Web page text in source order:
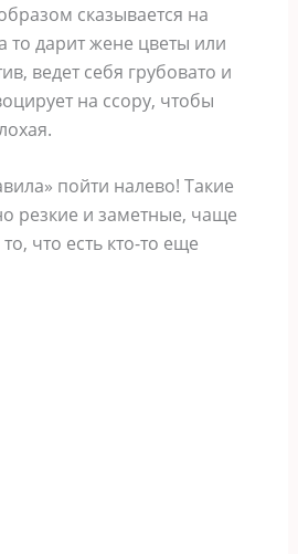
сказывается на
то дарит жене цветы или
ведет себя грубовато и
на ссору, чтобы
пойти налево! Такие
резкие и заметные, чаще
что есть кто-то еще